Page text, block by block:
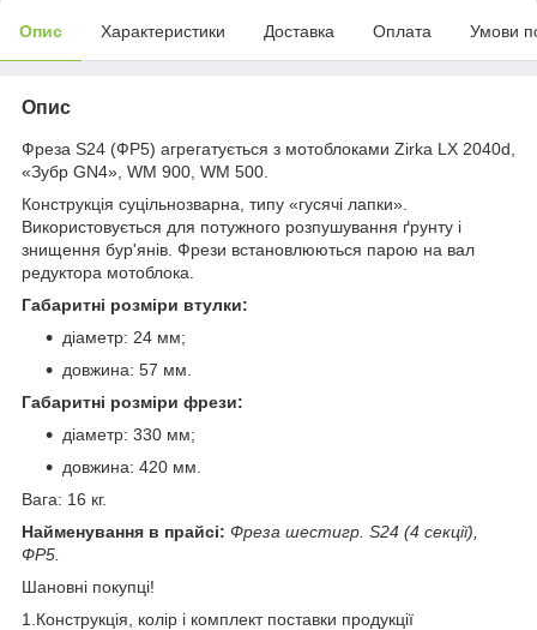
Опис Характеристики Доставка Оплата Умови
Опис
Фреза S24 (ФР5) агрегатується з мотоблоками Zirka LX 2040d,
«Зубр GN4», WM 900, WM 500.
Конструкція суцільнозварна, типу «гусячі лапки».
Використовується для потужного розпушування ґрунту і
знищення бур'янів. Фрези встановлюються парою на вал
редуктора мотоблока.
Габаритні розміри втулки:
діаметр: 24 мм;
довжина: 57 мм.
Габаритні розміри фрези:
діаметр: 330 мм;
довжина: 420 мм.
Вага: 16 кг.
Найменування в прайсі: Фреза шестигр. S24 (4 секції),
ФР5.
Шановні покупці!
1.Конструкція, колір і комплект поставки продукції